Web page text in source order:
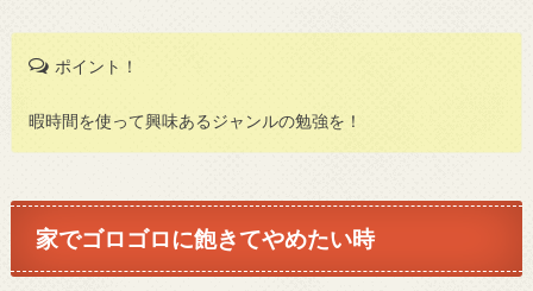
ポイント！
暇時間を使って興味あるジャンルの勉強を！
家でゴロゴロに飽きてやめたい時